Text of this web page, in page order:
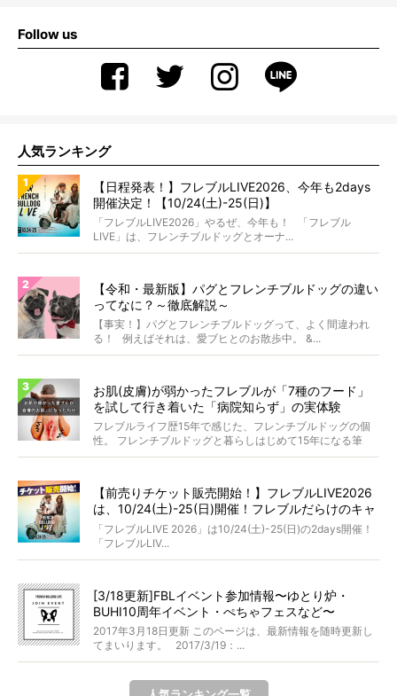
Follow us
人気ランキング
【日程発表！】フレブルLIVE2026、今年も2days
開催決定！【10/24(土)-25(日)】
「フレブルLIVE2026」やるぜ、今年も！ 「フレブル
LIVE」は、フレンチブルドッグとオーナ...
【令和・最新版】パグとフレンチブルドッグの違い
ってなに？～徹底解説～
【事実！】パグとフレンチブルドッグって、よく間違われ
る！ 例えばそれは、愛ブヒとのお散歩中。 &...
お肌(皮膚)が弱かったフレブルが「7種のフード」
を試して行き着いた「病院知らず」の実体験
フレブルライフ歴15年で感じた、フレンチブルドッグの個
性。 フレンチブルドッグと暮らしはじめて15年になる筆
者...
【前売りチケット販売開始！】フレブルLIVE2026
は、10/24(土)-25(日)開催！フレブルだらけのキャ
ンプ・前夜祭・バスプランも新登場!?
「フレブルLIVE 2026」は10/24(土)-25(日)の2days開催！
「フレブルLIV...
[3/18更新]FBLイベント参加情報〜ゆとり炉・
BUHI10周年イベント・ぺちゃフェスなど〜
2017年3月18日更新 このページは、最新情報を随時更新し
てまいります。 2017/3/19：...